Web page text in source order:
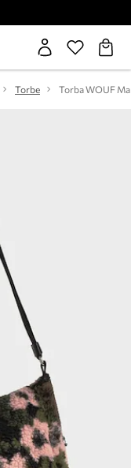
Torbe Torba WOUF